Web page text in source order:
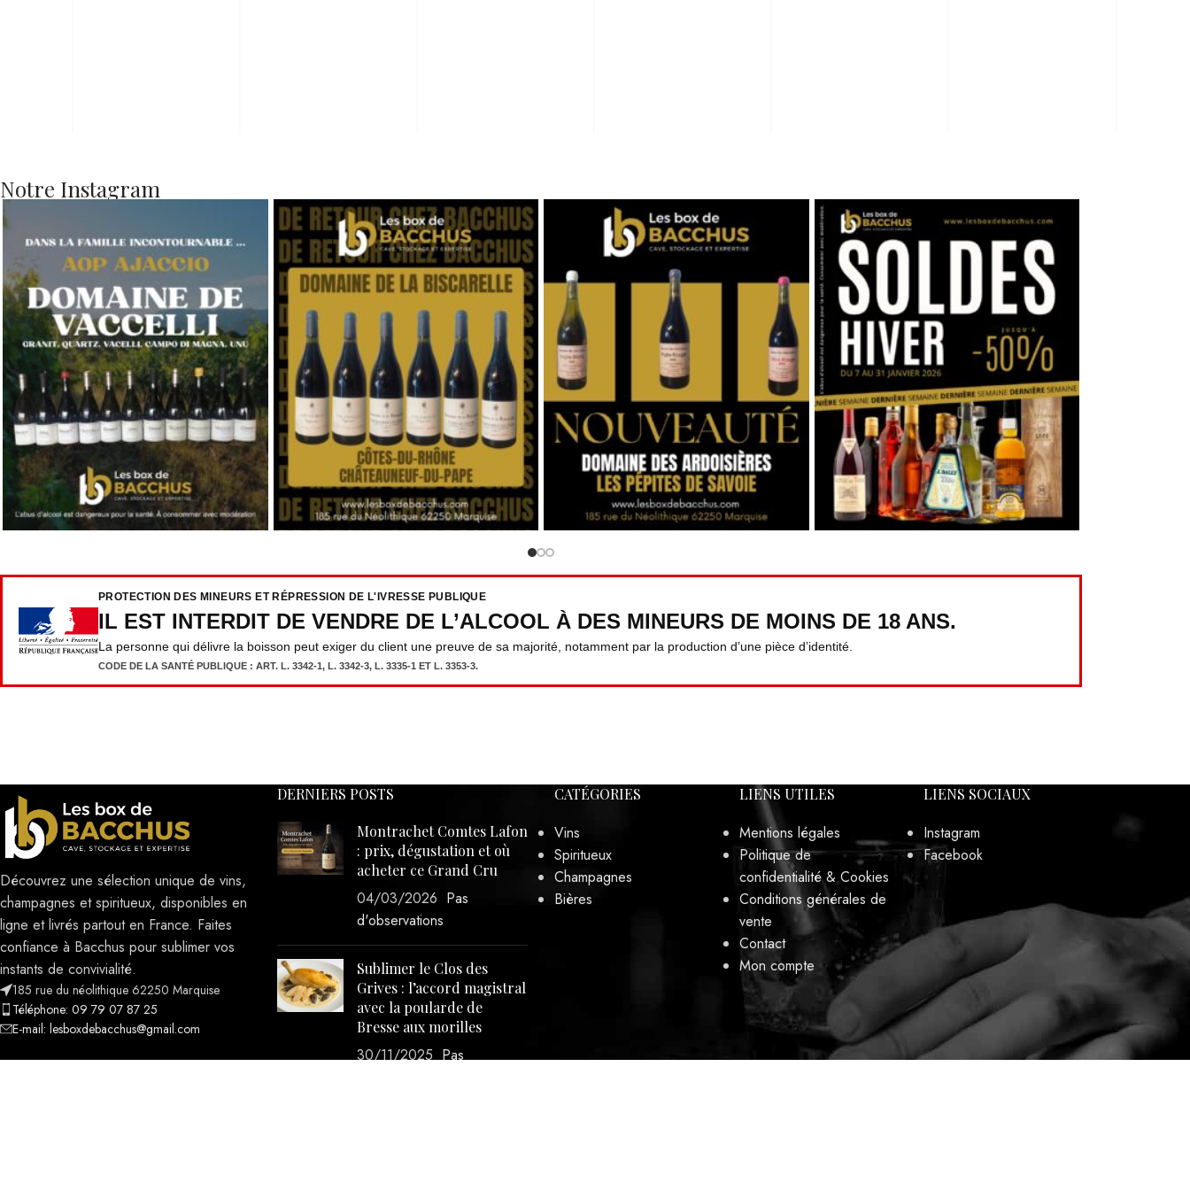
Notre Instagram
PROTECTION DES MINEURS ET RÉPRESSION DE L'IVRESSE PUBLIQUE
IL EST INTERDIT DE VENDRE DE L’ALCOOL À DES MINEURS DE MOINS DE 18 ANS.
La personne qui délivre la boisson peut exiger du client une preuve de sa majorité, notamment par la production d’une pièce d’identité.
CODE DE LA SANTÉ PUBLIQUE : ART. L. 3342-1, L. 3342-3, L. 3335-1 ET L. 3353-3.
Découvrez une sélection unique de vins,
champagnes et spiritueux, disponibles en
ligne et livrés partout en France. Faites
confiance à Bacchus pour sublimer vos
instants de convivialité.
185 rue du néolithique 62250 Marquise
Téléphone: 09 79 07 87 25
E-mail: lesboxdebacchus@gmail.com
DERNIERS POSTS
Montrachet Comtes Lafon
: prix, dégustation et où
acheter ce Grand Cru
04/03/2026 Pas
d'observations
Sublimer le Clos des
Grives : l’accord magistral
avec la poularde de
Bresse aux morilles
30/11/2025 Pas
CATÉGORIES
Vins
Spiritueux
Champagnes
Bières
LIENS UTILES
Mentions légales
Politique de
confidentialité & Cookies
Conditions générales de
vente
Contact
Mon compte
LIENS SOCIAUX
Instagram
Facebook